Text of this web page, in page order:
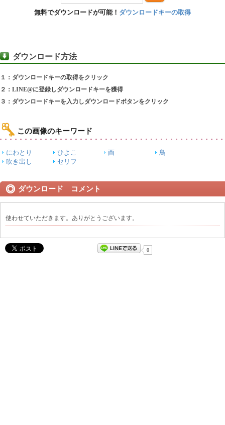
無料でダウンロードが可能！ ダウンロードキーの取得
ダウンロード方法
１：ダウンロードキーの取得をクリック
２：LINE@に登録しダウンロードキーを獲得
３：ダウンロードキーを入力しダウンロードボタンをクリック
この画像のキーワード
にわとり ひよこ 酉
鳥
吹き出し
セリフ
ダウンロード コメント
使わせていただきます。ありがとうございます。
0